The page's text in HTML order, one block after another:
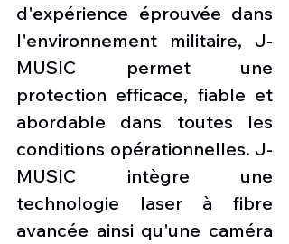
d'expérience éprouvée dans
l'environnement militaire, J-
MUSIC permet une
protection efficace, fiable et
abordable dans toutes les
conditions opérationnelles. J-
MUSIC intègre une
technologie laser à fibre
avancée ainsi qu'une caméra